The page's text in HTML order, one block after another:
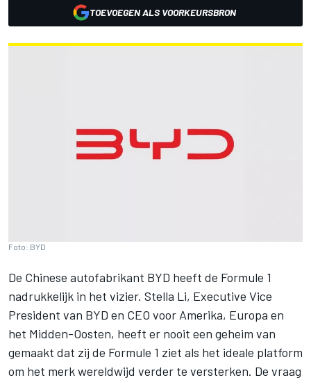
TOEVOEGEN ALS VOORKEURSBRON
Foto: BYD
De Chinese autofabrikant BYD heeft de Formule 1
nadrukkelijk in het vizier. Stella Li, Executive Vice
President van BYD en CEO voor Amerika, Europa en
het Midden-Oosten, heeft er nooit een geheim van
gemaakt dat zij de Formule 1 ziet als het ideale platform
om het merk wereldwijd verder te versterken. De vraag